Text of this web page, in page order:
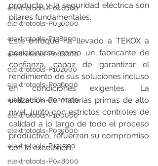
elektrotools-P046000
elektrotools-P030000
elektrotools-P138000
elektrotools-P066000
elektrotools-P102000
elektrotools-P036000
elektrotools-P020000
elektrotools-P100000
elektrotools-P035000
elektrotools-P131000
elektrotools-P048000
producto y la seguridad eléctrica son
pilares fundamentales.
Este enfoque ha llevado a TEKOX a
posicionarse como un fabricante de
confianza, capaz de garantizar el
rendimiento de sus soluciones incluso
en condiciones exigentes. La
utilización de materias primas de alto
nivel, junto con estrictos controles de
calidad a lo largo de todo el proceso
productivo, refuerzan su compromiso
con la excelencia.